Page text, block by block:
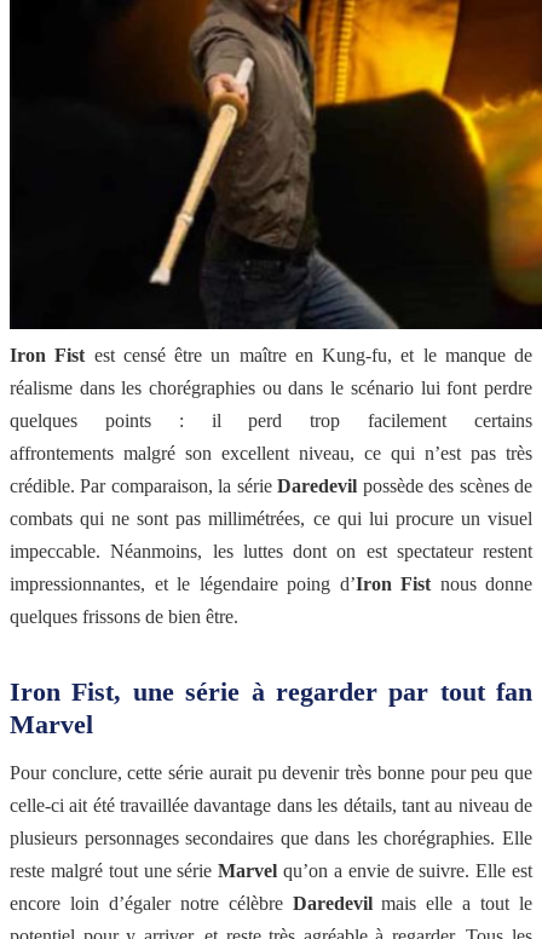
Iron Fist est censé être un maître en Kung-fu, et le manque de
réalisme dans les chorégraphies ou dans le scénario lui font perdre
quelques points : il perd trop facilement certains
affrontements malgré son excellent niveau, ce qui n’est pas très
crédible. Par comparaison, la sérieDaredevil possède des scènes de
combats qui ne sont pas millimétrées, ce qui lui procure un visuel
impeccable. Néanmoins, les luttes dont on est spectateur restent
impressionnantes, et le légendaire poing d’Iron Fist nous donne
quelques frissons de bien être.
Iron Fist, une série à regarder par tout fan
Marvel
Pour conclure, cette série aurait pu devenir très bonne pour peu que
celle-ci ait été travaillée davantage dans les détails, tant au niveau de
plusieurs personnages secondaires que dans les chorégraphies. Elle
reste malgré tout une sérieMarvel qu’on a envie de suivre. Elle est
encore loin d’égaler notre célèbre Daredevilmais elle a tout le